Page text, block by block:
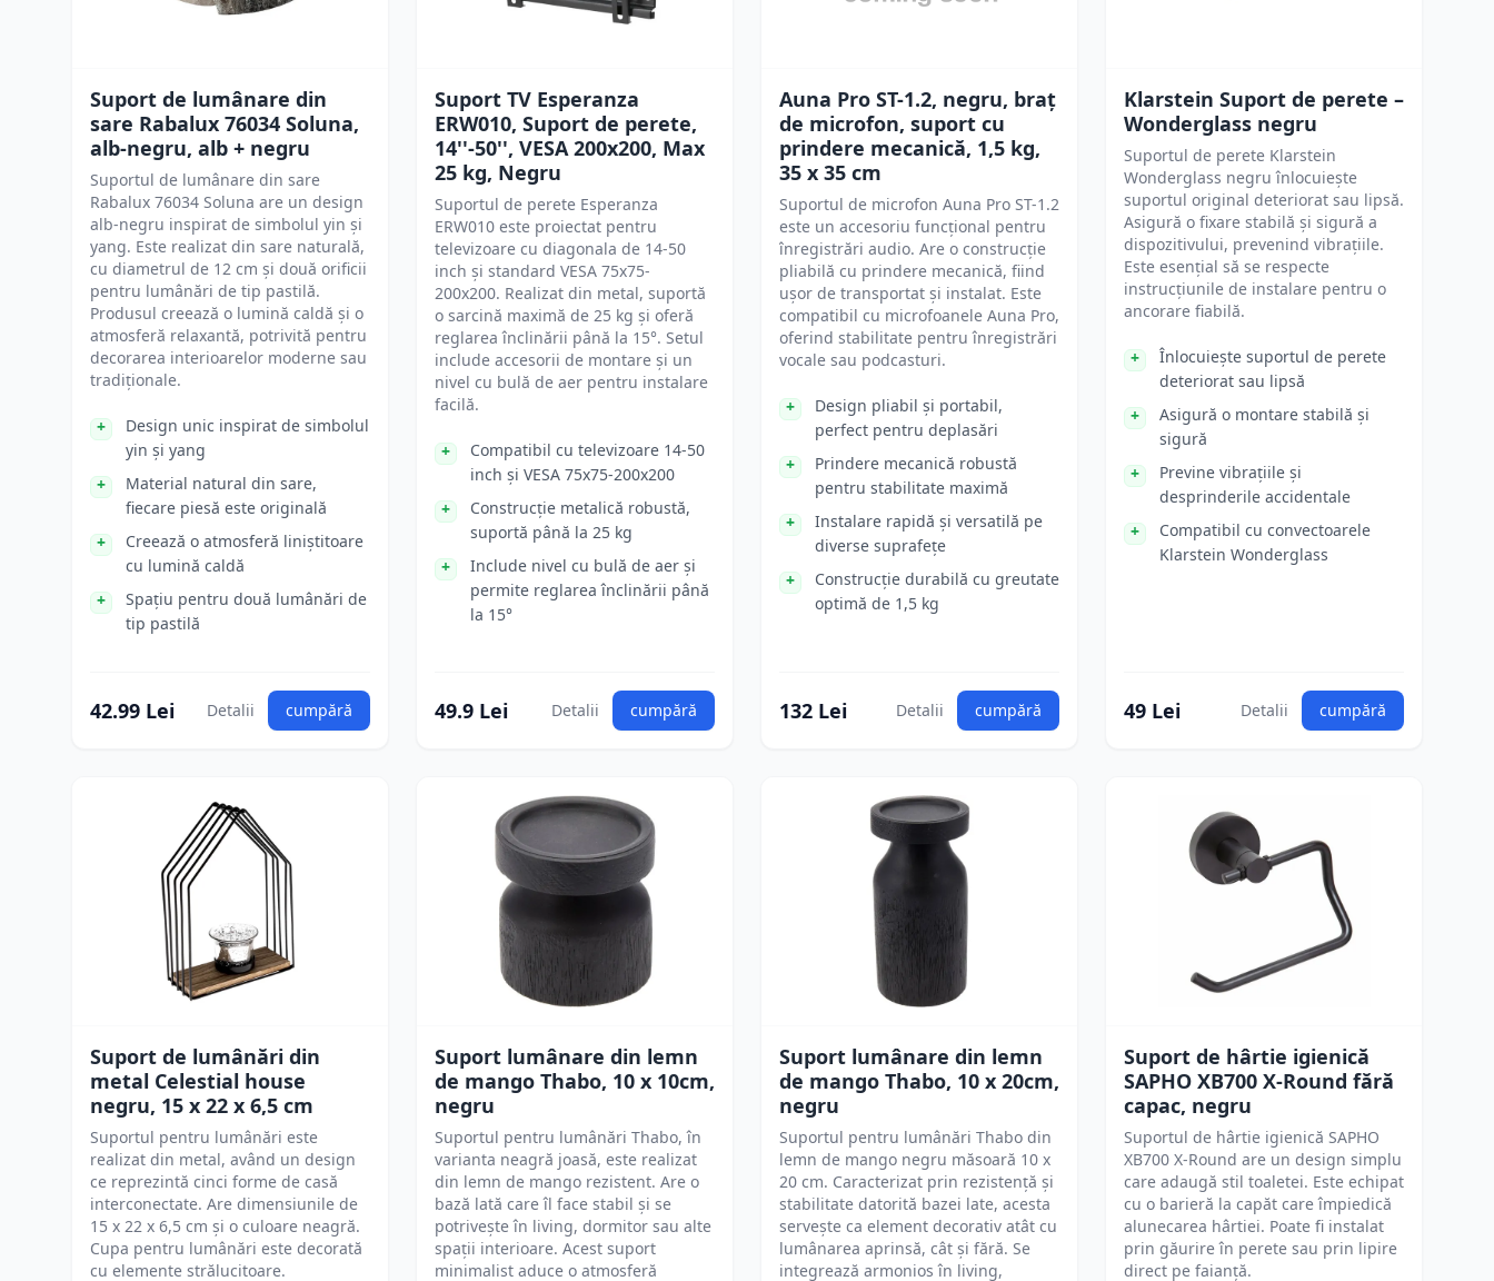
Suport de lumânare din
sare Rabalux 76034 Soluna,
alb-negru, alb + negru
Suportul de lumânare din sare
Rabalux 76034 Soluna are un design
alb-negru inspirat de simbolul yin și
yang. Este realizat din sare naturală,
cu diametrul de 12 cm și două orificii
pentru lumânări de tip pastilă.
Produsul creează o lumină caldă și o
atmosferă relaxantă, potrivită pentru
decorarea interioarelor moderne sau
tradiționale.
Design unic inspirat de simbolul
yin și yang
Material natural din sare,
fiecare piesă este originală
Creează o atmosferă liniștitoare
cu lumină caldă
Spațiu pentru două lumânări de
tip pastilă
42.99 Lei Detalii cumpără
Suport TV Esperanza
ERW010, Suport de perete,
14''-50'', VESA 200x200, Max
25 kg, Negru
Suportul de perete Esperanza
ERW010 este proiectat pentru
televizoare cu diagonala de 14-50
inch și standard VESA 75x75-
200x200. Realizat din metal, suportă
o sarcină maximă de 25 kg și oferă
reglarea înclinării până la 15°. Setul
include accesorii de montare și un
nivel cu bulă de aer pentru instalare
facilă.
Compatibil cu televizoare 14-50
inch și VESA 75x75-200x200
Construcție metalică robustă,
suportă până la 25 kg
Include nivel cu bulă de aer și
permite reglarea înclinării până
la 15°
49.9 Lei Detalii cumpără
Auna Pro ST-1.2, negru, braț
de microfon, suport cu
prindere mecanică, 1,5 kg,
35 x 35 cm
Suportul de microfon Auna Pro ST-1.2
este un accesoriu funcțional pentru
înregistrări audio. Are o construcție
pliabilă cu prindere mecanică, fiind
ușor de transportat și instalat. Este
compatibil cu microfoanele Auna Pro,
oferind stabilitate pentru înregistrări
vocale sau podcasturi.
Design pliabil și portabil,
perfect pentru deplasări
Prindere mecanică robustă
pentru stabilitate maximă
Instalare rapidă și versatilă pe
diverse suprafețe
Construcție durabilă cu greutate
optimă de 1,5 kg
132 Lei Detalii cumpără
Klarstein Suport de perete –
Wonderglass negru
Suportul de perete Klarstein
Wonderglass negru înlocuiește
suportul original deteriorat sau lipsă.
Asigură o fixare stabilă și sigură a
dispozitivului, prevenind vibrațiile.
Este esențial să se respecte
instrucțiunile de instalare pentru o
ancorare fiabilă.
Înlocuiește suportul de perete
deteriorat sau lipsă
Asigură o montare stabilă și
sigură
Previne vibrațiile și
desprinderile accidentale
Compatibil cu convectoarele
Klarstein Wonderglass
49 Lei Detalii cumpără
Suport de lumânări din
metal Celestial house
negru, 15 x 22 x 6,5 cm
Suportul pentru lumânări este
realizat din metal, având un design
ce reprezintă cinci forme de casă
interconectate. Are dimensiunile de
15 x 22 x 6,5 cm și o culoare neagră.
Cupa pentru lumânări este decorată
cu elemente strălucitoare.
Suport lumânare din lemn
de mango Thabo, 10 x 10cm,
negru
Suportul pentru lumânări Thabo, în
varianta neagră joasă, este realizat
din lemn de mango rezistent. Are o
bază lată care îl face stabil și se
potrivește în living, dormitor sau alte
spații interioare. Acest suport
minimalist aduce o atmosferă
Suport lumânare din lemn
de mango Thabo, 10 x 20cm,
negru
Suportul pentru lumânări Thabo din
lemn de mango negru măsoară 10 x
20 cm. Caracterizat prin rezistență și
stabilitate datorită bazei late, acesta
servește ca element decorativ atât cu
lumânarea aprinsă, cât și fără. Se
integrează armonios în living,
Suport de hârtie igienică
SAPHO XB700 X-Round fără
capac, negru
Suportul de hârtie igienică SAPHO
XB700 X-Round are un design simplu
care adaugă stil toaletei. Este echipat
cu o barieră la capăt care împiedică
alunecarea hârtiei. Poate fi instalat
prin găurire în perete sau prin lipire
direct pe faianță.